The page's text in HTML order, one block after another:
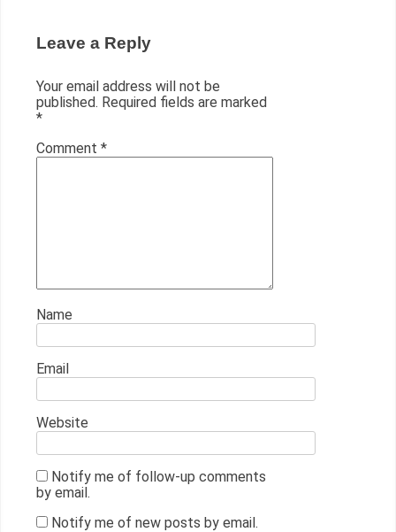
Leave a Reply
Your email address will not be
published. Required fields are marked
*
Comment *
Name
Email
Website
Notify me of follow-up comments
by email.
Notify me of new posts by email.